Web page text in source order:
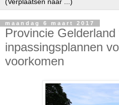
maandag 6 maart 2017
Provincie
inpassingsplannen
voorkomen